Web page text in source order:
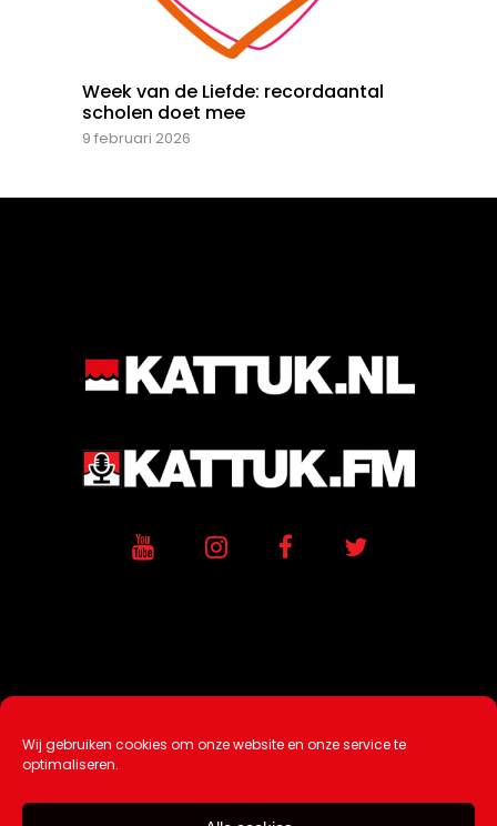
Wij gebruiken cookies om onze website en onze service te
optimaliseren.
Week van de Liefde: recordaantal
scholen doet mee
9 februari 2026
Ontwikkeling / Hosting doorAtSea